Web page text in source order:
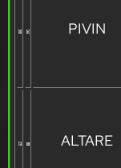
PIVIN
ALTARE